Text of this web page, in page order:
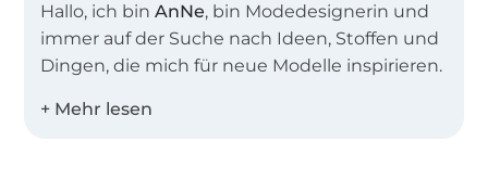
Hallo, ich binAnNe, bin Modedesignerin und
immer auf der Suche nach Ideen, Stoffen und
Dingen, die mich für neue Modelle inspirieren.
nähe für mein Leben gern.